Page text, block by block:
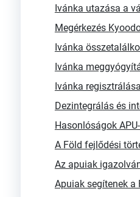
Ivánka utazása a
Megérkezés
Ivánka
Ivánka
Ivánka
Dezintegrálás és
Hasonlóságok
A Föld fejlődési
Az apuiak
Apuiak segítenek a